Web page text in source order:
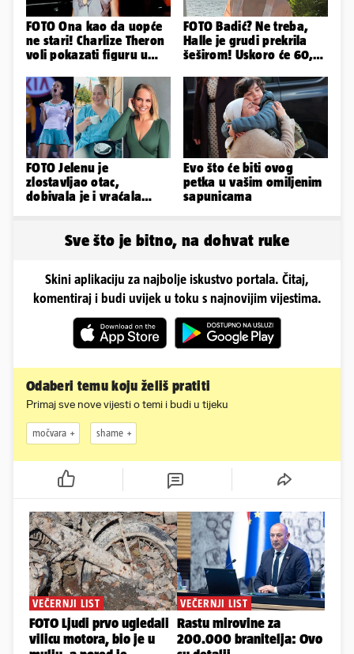
FOTO Ona kao da uopće
ne stari! Charlize Theron
voli pokazati figuru u
FOTO Badić? Ne treba,
Halle je grudi prekrila
šeširom! Uskoro će 60,
FOTO Jelenu je
zlostavljao otac,
dobivala je i vraćala
Evo što će biti ovog
petka u vašim omiljenim
sapunicama
Sve što je bitno, na dohvat ruke
Skini aplikaciju za najbolje iskustvo portala. Čitaj,
komentiraj i budi uvijek u toku s najnovijim vijestima.
Odaberi temu koju želiš pratiti
Primaj sve nove vijesti o temi i budi u tijeku
močvara shame